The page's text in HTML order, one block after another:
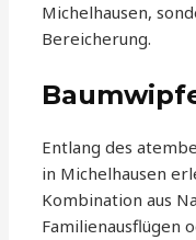
Michelhausen,
Bereicherung.
Entlang des
in Michelhausen
Kombination aus
Familienausflügen